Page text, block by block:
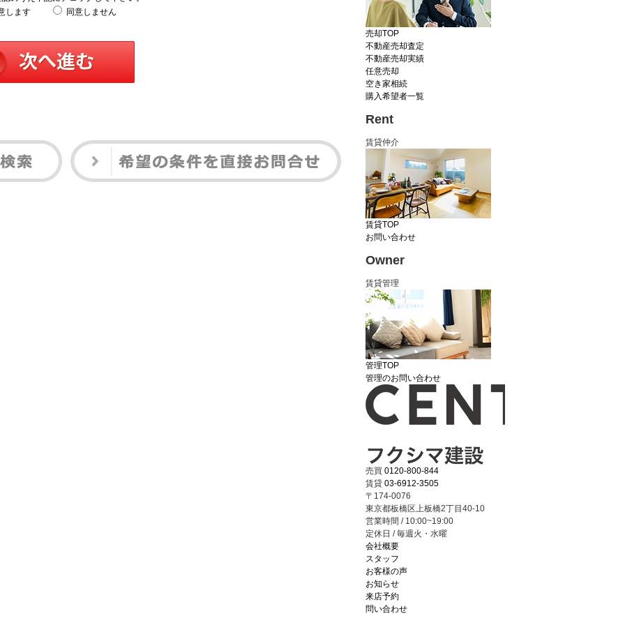
します
同意しません
売却TOP
不動産売却査定
不動産売却実績
任意売却
空き家相続
購入希望者一覧
Rent
賃貸仲介
賃貸TOP
お問い合わせ
Owner
賃貸管理
管理TOP
管理のお問い合わせ
売買 0120-800-844
賃貸 03-6912-3505
〒174-0076
東京都板橋区上板橋2丁目40-10
営業時間 / 10:00~19:00
定休日 / 毎週火・水曜
会社概要
スタッフ
お客様の声
お知らせ
来店予約
問い合わせ